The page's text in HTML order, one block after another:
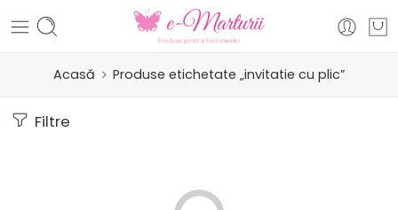
Acasă Produse etichetate „invitatie cu plic”
Filtre